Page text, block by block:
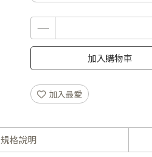
加入購物車
加入最愛
規格說明